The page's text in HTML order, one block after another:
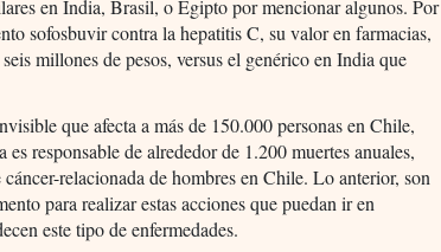
en India, Brasil, o Egipto por mencionar algunos. Por
sofosbuvir contra la hepatitis C, su valor en farmacias,
millones de pesos, versus el genérico en India que
que afecta a más de 150.000 personas en Chile,
es responsable de alrededor de 1.200 muertes anuales,
relacionada de hombres en Chile. Lo anterior, son
para realizar estas acciones que puedan ir en
este tipo de enfermedades.